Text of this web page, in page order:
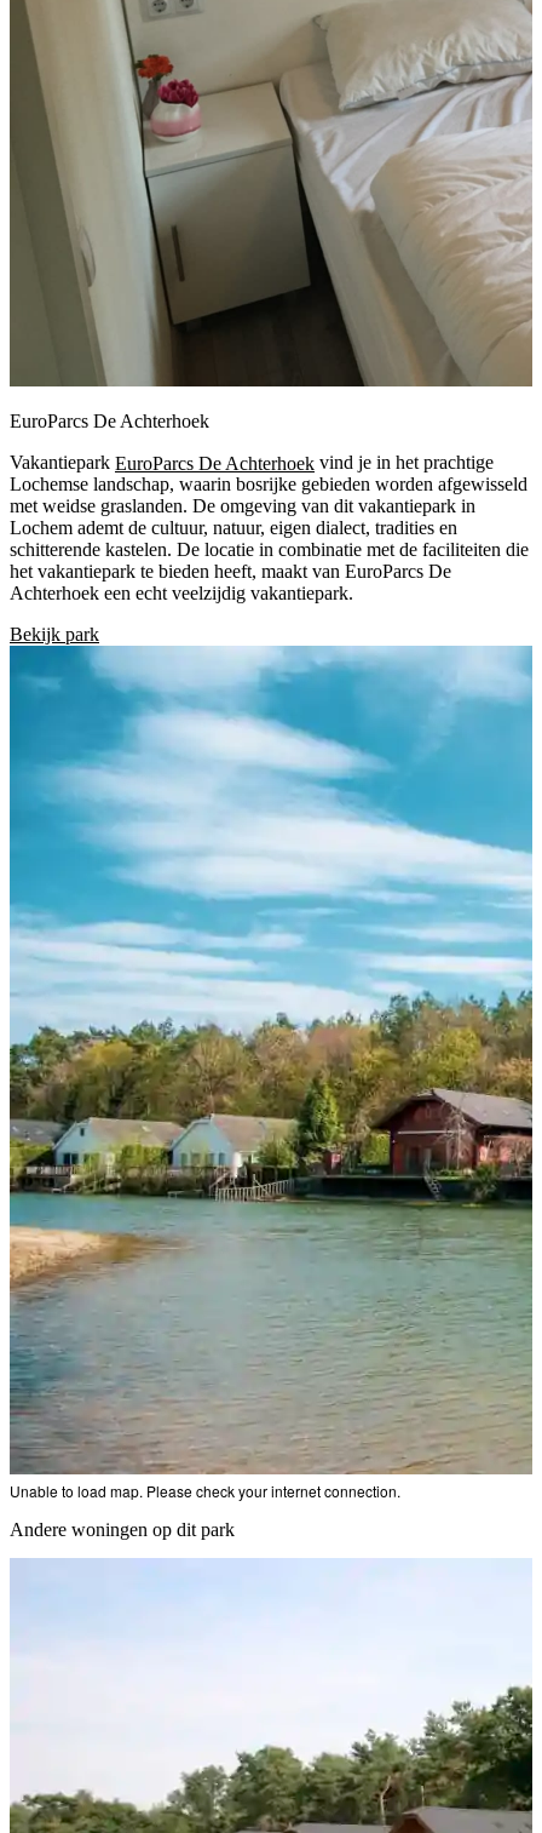
EuroParcs De Achterhoek
Vakantiepark EuroParcs De Achterhoek vind je in het prachtige
Lochemse landschap, waarin bosrijke gebieden worden afgewisseld
met weidse graslanden. De omgeving van dit vakantiepark in
Lochem ademt de cultuur, natuur, eigen dialect, tradities en
schitterende kastelen. De locatie in combinatie met de faciliteiten die
het vakantiepark te bieden heeft, maakt van EuroParcs De
Achterhoek een echt veelzijdig vakantiepark.
Bekijk park
Unable to load map. Please check your internet connection.
Andere woningen op dit park